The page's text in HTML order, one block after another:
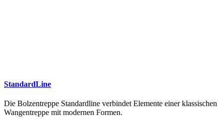
StandardLine
Die Bolzentreppe Standardline verbindet Elemente einer klassischen
Wangentreppe mit modernen Formen.